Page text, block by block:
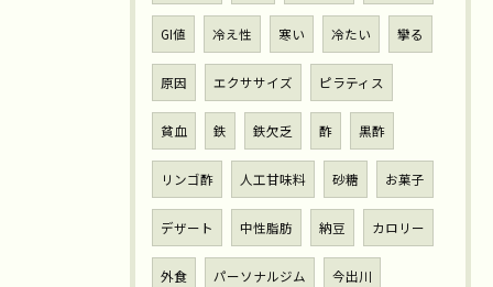
GI値 冷え性 寒い 冷たい 攣る
原因 エクササイズ ピラティス
貧血 鉄 鉄欠乏 酢 黒酢
リンゴ酢 人工甘味料 砂糖 お菓子
デザート 中性脂肪 納豆 カロリー
外食 パーソナルジム 今出川